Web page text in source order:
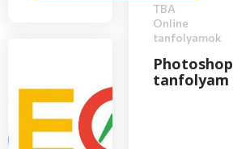
TBA
Online
tanfolyamok
Photoshop
tanfolyam